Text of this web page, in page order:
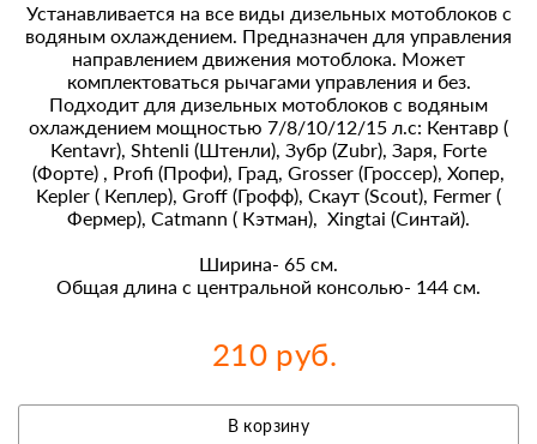
Устанавливается на все виды дизельных мотоблоков с
водяным охлаждением. Предназначен для управления
направлением движения мотоблока. Может
комплектоваться рычагами управления и без.
Подходит для дизельных мотоблоков с водяным
охлаждением мощностью 7/8/10/12/15 л.с: Кентавр (
Kentavr), Shtenli (Штенли), Зубр (Zubr), Заря, Forte
(Форте) , Profi (Профи), Град, Grosser (Гроссер), Хопер,
Kepler ( Кеплер), Groff (Грофф), Скаут (Scout), Fermer (
Фермер), Catmann ( Кэтман), Xingtai (Синтай).
Ширина- 65 см.
Общая длина с центральной консолью- 144 см.
210 руб.
В корзину